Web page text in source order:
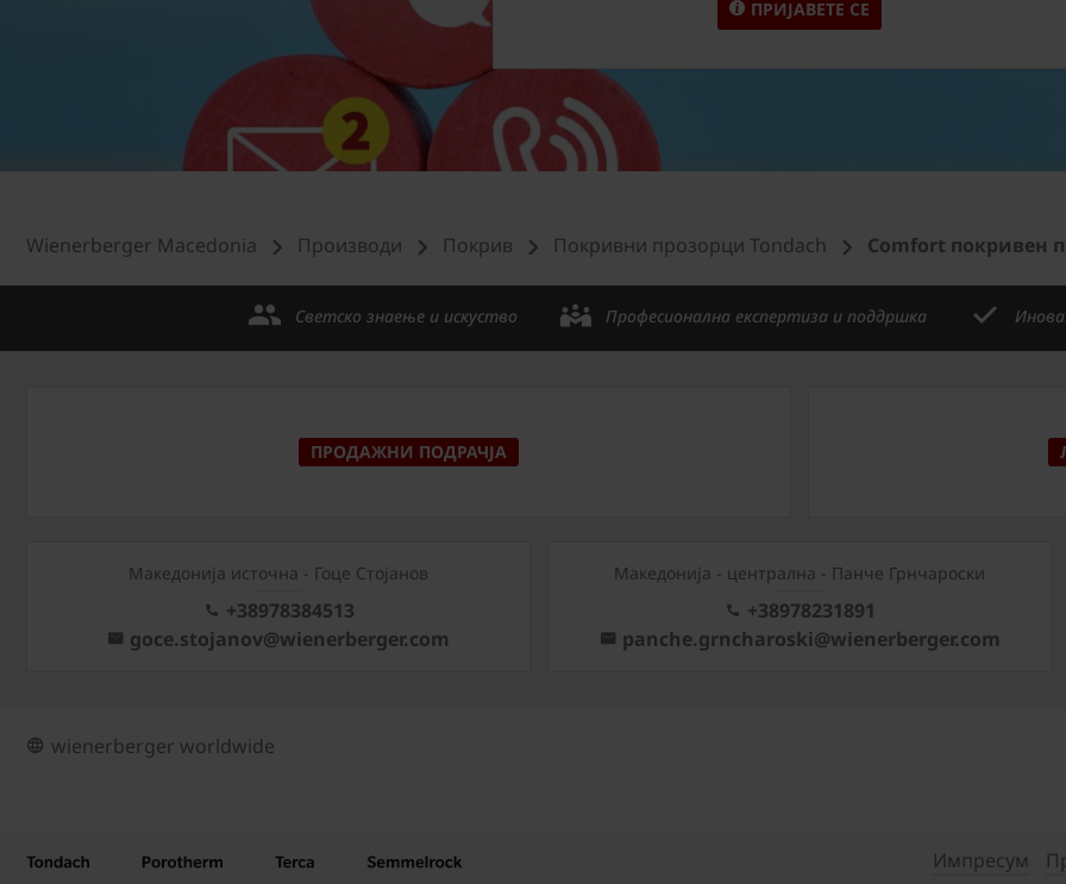
ПРИЈАВЕТЕ СЕ
Wienerberger Macedonia Производи Покрив Покривни прозорци Tondach Comfort покривен
Светско знаење и искуство Професионална експертиза и поддршка
ПРОДАЖНИ ПОДРАЧЈА
Македонија источна - Гоце Стојанов
+38978384513
goce.stojanov@wienerberger.com
Mакедонија - централна - Панче Грнчароски
+38978231891
panche.grncharoski@wienerberger.com
wienerberger worldwide
Импресум